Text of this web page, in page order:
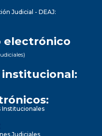
Judicial - DEAJ:
electrónico
Judiciales